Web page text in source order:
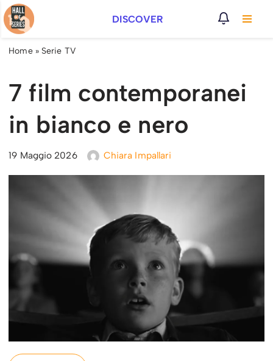
Vai
al
DISCOVER
Home» Serie TV
7 film contemporanei
in bianco e nero
19 Maggio 2026 Chiara Impallari